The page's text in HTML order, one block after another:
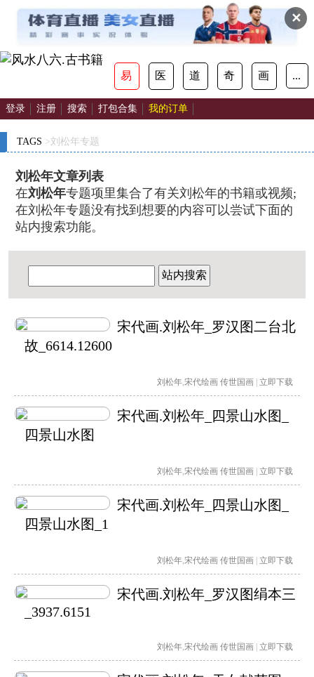
✕
易 医 道 奇 画 ...
登录 注册 搜索 打包合集 我的订单
TAGS >刘松年专题
刘松年文章列表
在刘松年专题项里集合了有关刘松年的书籍或视频;
在刘松年专题没有找到想要的内容可以尝试下面的
站内搜索功能。
站内搜索
宋代画.刘松年_罗汉图二台北
故_6614.12600
刘松年,宋代绘画 传世国画 立即下载
宋代画.刘松年_四景山水图_
四景山水图
刘松年,宋代绘画 传世国画 立即下载
宋代画.刘松年_四景山水图_
四景山水图_1
刘松年,宋代绘画 传世国画 立即下载
宋代画.刘松年_罗汉图绢本三
_3937.6151
刘松年,宋代绘画 传世国画 立即下载